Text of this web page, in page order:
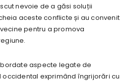
nevoie de a găsi soluții
aceste conflicte și au convenit
pentru a promova
aspecte legate de
occidental exprimând îngrijorări cu